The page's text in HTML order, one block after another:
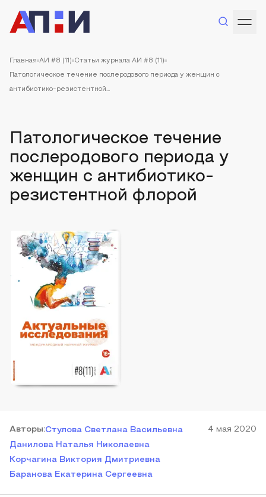
Главная АИ #8 (11) Статьи журнала АИ #8 (11)
Патологическое течение послеродового периода у женщин с
антибиотико-резистентной...
Патологическое течение
послеродового периода у
женщин с антибиотико-
резистентной флорой
Авторы:Стулова Светлана Васильевна
Данилова Наталья Николаевна
Корчагина Виктория Дмитриевна
Баранова Екатерина Сергеевна
4 мая 2020